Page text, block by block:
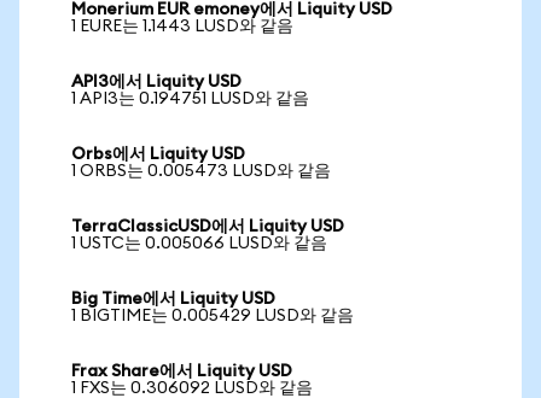
Monerium EUR emoney에서 Liquity USD
1 EURE는 1.1443 LUSD와 같음
API3에서 Liquity USD
1 API3는 0.194751 LUSD와 같음
Orbs에서 Liquity USD
1 ORBS는 0.005473 LUSD와 같음
TerraClassicUSD에서 Liquity USD
1 USTC는 0.005066 LUSD와 같음
Big Time에서 Liquity USD
1 BIGTIME는 0.005429 LUSD와 같음
Frax Share에서 Liquity USD
1 FXS는 0.306092 LUSD와 같음